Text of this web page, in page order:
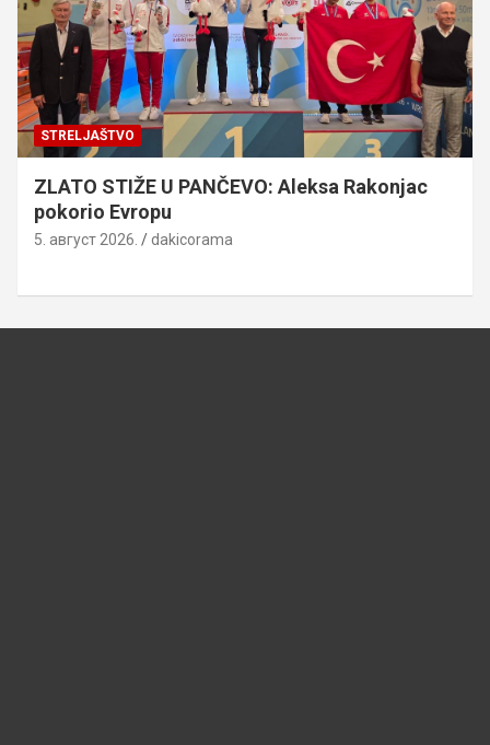
MANIFESTACIJE STARČEVO
STARČEVO: Traju „Dani druženja”, evo šta vas
očekuje od 4. do 10. avgusta
3. август 2026. dakicorama